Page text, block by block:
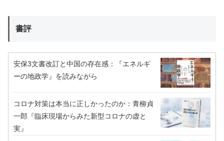
書評
安保3文書改訂と中国の存在感：『エネルギ
ーの地政学』を読みながら
コロナ対策は本当に正しかったのか：青柳貞
一郎『臨床現場からみた新型コロナの虚と
実』